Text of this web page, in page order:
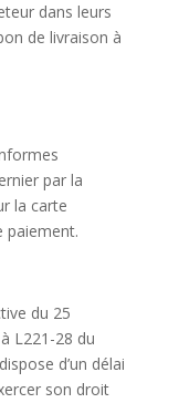
dans leurs
de livraison à
par la
la carte
paiement.
du 25
L221-28 du
d’un délai
son droit